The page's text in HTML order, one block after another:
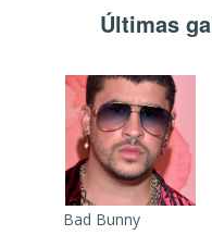
Últimas
Bad Bunny